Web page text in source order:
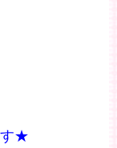
す★